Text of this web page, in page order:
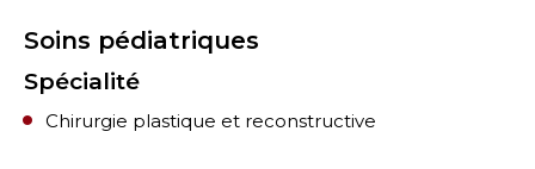
Soins pédiatriques
Spécialité
Chirurgie plastique et reconstructive